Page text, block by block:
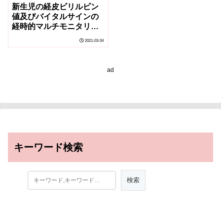
新生児の経皮ビリルビン
値及びバイタルサインの
経時的マルチモニタリン
2021-03-04
ad
キーワード検索